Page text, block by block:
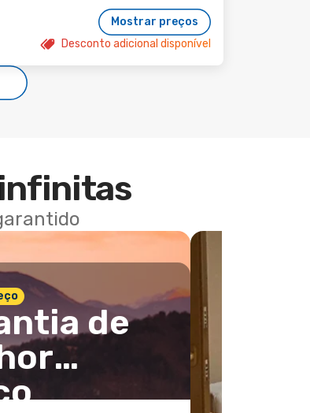
Mostrar preços
Desconto adicional disponível
de